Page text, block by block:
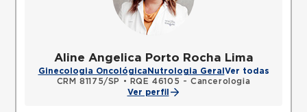
Aline Angelica Porto Rocha Lima
Ginecologia Oncológica Nutrologia Geral Ver todas
CRM 81175/SP
•
RQE 46105 - Cancerologia
Ver perfil